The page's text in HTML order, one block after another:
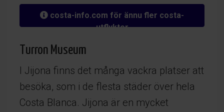
costa-info.com för ännu fler costa-
utflykter
Turron Museum
I Jijona finns det många vackra platser att
besöka, som i de flesta städer över hela
Costa Blanca. Jijona är en mycket